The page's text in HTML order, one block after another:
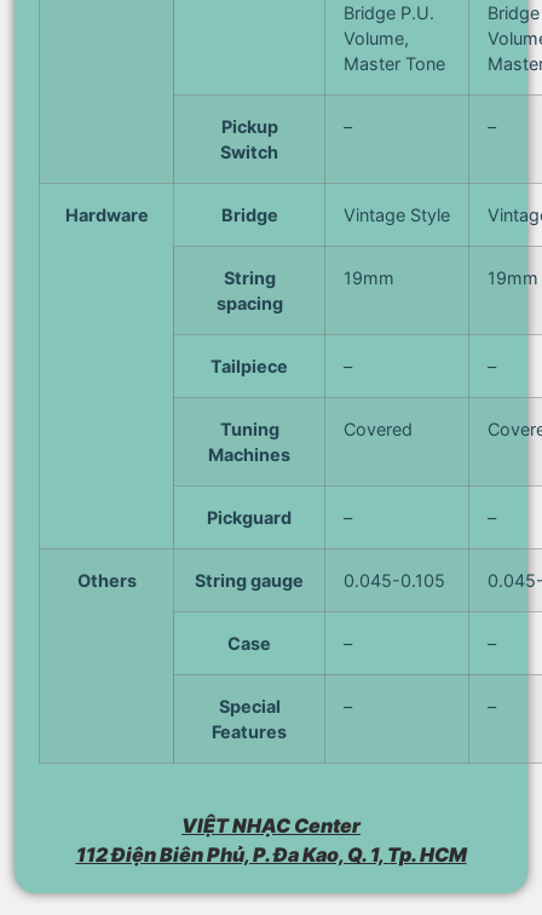
Bridge P.U.
Volume,
Master Tone
Pickup
Switch
– –
Hardware Bridge Vintage Style
String
spacing
19mm 19mm
Tailpiece – –
Tuning
Machines
Covered
Pickguard – –
Others String gauge 0.045-0.105
Case – –
Special
Features
– –
VIỆT NHẠC Center
112 Điện Biên Phủ, P. Đa Kao, Q. 1, Tp. HCM